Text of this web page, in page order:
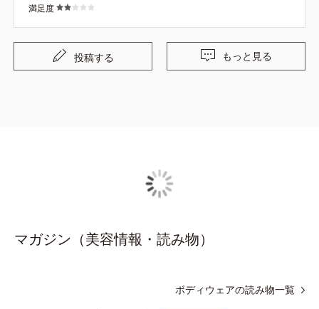
椅子に座った時など、網目模様もうっすら透けていまし
た。 履き心地はなかなか良かっただけに残念です。
満足度
投稿する もっと見る
マガジン（美容情報・読み物）
ボディウェアの読み物一覧